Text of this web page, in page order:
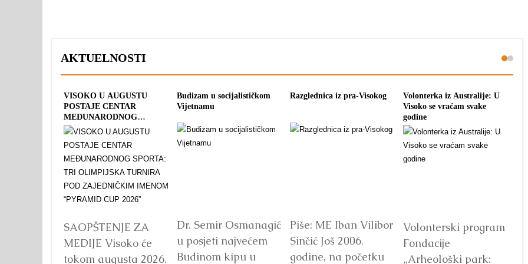
AKTUELNOSTI
VISOKO U AUGUSTU
POSTAJE CENTAR
MEĐUNARODNOG
SPORTA: TRI OLIMPIJSKA
ZAJEDNIČKIM IMENOM
“PYRAMID CUP 2026”
SAOPŠTENJE ZA
MEDIJE Visoko će
tokom augusta 2026.
Budizam u socijalističkom
Vijetnamu
Dr. Semir Osmanagić
u posjeti najvećem
Budinom kipu u
Razglednica iz pra-Visokog
Piše: ME Iban Vilibor
Sinčić Još 2006.
godine, na početku
Volonterka iz Australije: U
Visoko se vraćam svake
godine
Volonterski program
Fondacije
„Arheološki park: